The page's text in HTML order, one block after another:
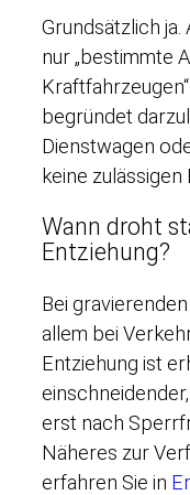
Grundsätzlich
nur „bestimmte
begründet
Dienstwagen
keine zulässigen
Wann droht
Entziehung?
Bei
allem bei
Entziehung ist
erst nach
Näheres zur
erfahren Sie in